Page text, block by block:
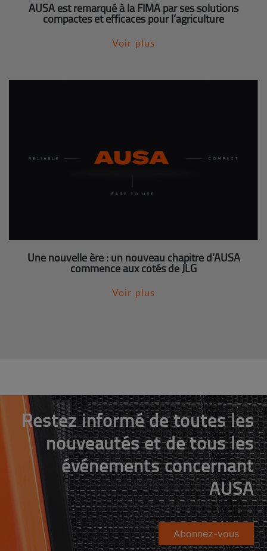
AUSA est remarqué à la FIMA par ses solutions
compactes et efficaces pour l’agriculture
Voir plus
Une nouvelle ère : un nouveau chapitre d’AUSA
commence aux côtés de JLG
Voir plus
Restez informé de toutes les
nouveautés et de tous les
événements concernant
AUSA
Abonnez-vous